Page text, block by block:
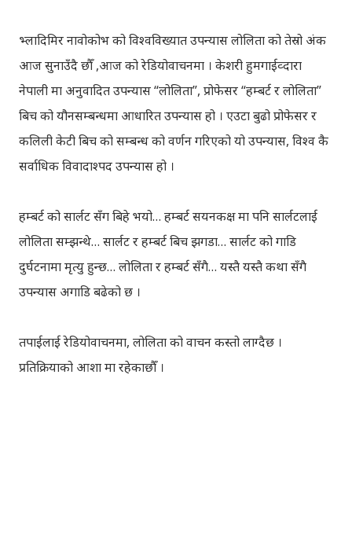
भ्लादिमिर नावोकोभ को विश्वविख्यात उपन्यास लोलिता को तेस्रो अंक
आज सुनाउँदै छौँ ,आज को रेडियोवाचनमा । केशरी हुमगाईव्दारा
नेपाली मा अनुवादित उपन्यास “लोलिता”, प्रोफेसर “हम्बर्ट र लोलिता”
बिच को यौनसम्बन्धमा आधारित उपन्यास हो । एउटा बुढो प्रोफेसर र
कलिली केटी बिच को सम्बन्ध को वर्णन गरिएको यो उपन्यास, विश्व कै
सर्वाधिक विवादाश्पद उपन्यास हो ।
हम्बर्ट को सार्लट सँग बिहे भयो… हम्बर्ट सयनकक्ष मा पनि सार्लटलाई
लोलिता सम्झन्थे… सार्लट र हम्बर्ट बिच झगडा… सार्लट को गाडि
दुर्घटनामा मृत्यु हुन्छ… लोलिता र हम्बर्ट सँगै… यस्तै यस्तै कथा सँगै
उपन्यास अगाडि बढेको छ ।
तपाईलाई रेडियोवाचनमा, लोलिता को वाचन कस्तो लाग्दैछ ।
प्रतिक्रियाको आशा मा रहेकाछौँ ।